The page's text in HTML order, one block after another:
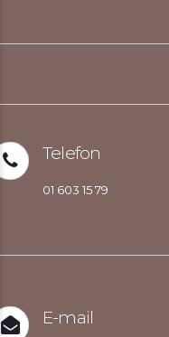
Telefon
01 603 15 79
E-mail